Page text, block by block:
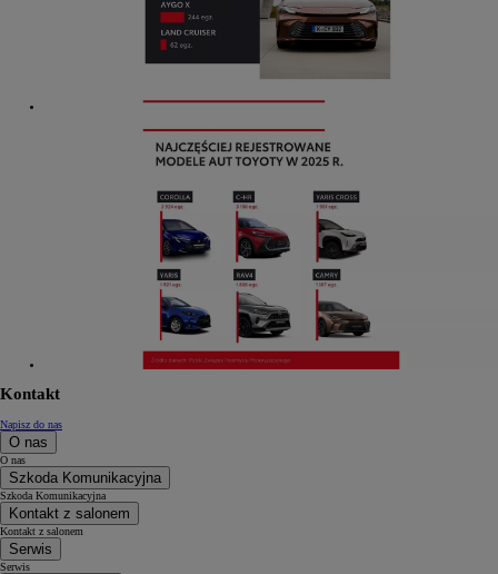
Kontakt
Napisz do nas
O nas
O nas
Szkoda Komunikacyjna
Szkoda Komunikacyjna
Kontakt z salonem
Kontakt z salonem
Serwis
Serwis